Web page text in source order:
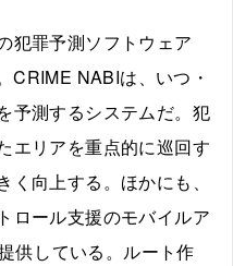
犯罪予測ソフトウェア
CRIME NABIは、いつ・
予測するシステムだ。犯
エリアを重点的に巡回す
向上する。ほかにも、
ロール支援のモバイルア
供している。ルート作